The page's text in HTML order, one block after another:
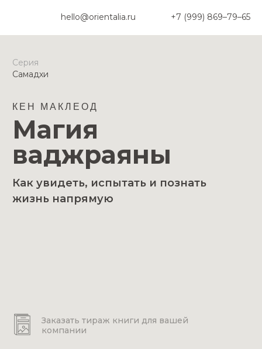
hello@orientalia.ru +7 (999) 869–79–65
Магия
ваджраяны
КЕН МАКЛЕОД
Серия
Самадхи
Заказать тираж книги для вашей
компании
Как увидеть, испытать и познать
жизнь напрямую